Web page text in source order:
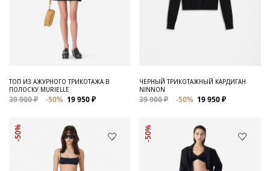
ТОП ИЗ АЖУРНОГО ТРИКОТАЖА В
ПОЛОСКУ MURIELLE
39 900 ₽ -50% 19 950 ₽
ЧЕРНЫЙ ТРИКОТАЖНЫЙ КАРДИГАН
NINNON
39 900 ₽ -50% 19 950 ₽
-50% -50%